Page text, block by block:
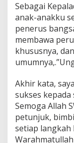
Sebagai
anak-anakku
penerus
membawa
khususnya,
Akhir kata,
sukses
Semoga Allah
petunjuk,
setiap langkah